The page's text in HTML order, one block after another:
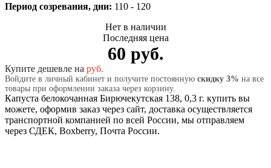
Период созревания, дни: 110 - 120
Нет в наличии
Последняя цена
60 руб.
Купите дешевле на руб.
Войдите в личный кабинет и получите постоянную скидку 3% на все
товары при оформлении заказа через корзину.
Капуста белокочанная Бирючекутская 138, 0,3 г. купить вы
можете, оформив заказ через сайт, доставка осуществляется
транспортной компанией по всей России, мы отправляем
через СДЕК, Boxberry, Почта России.